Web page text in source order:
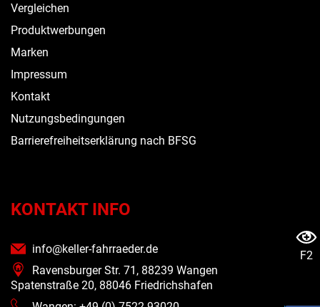
Vergleichen
Produktwerbungen
Marken
Impressum
Kontakt
Nutzungsbedingungen
Barrierefreiheitserklärung nach BFSG
KONTAKT INFO
info@keller-fahrraeder.de
Ravensburger Str. 71, 88239 Wangen
Spatenstraße 20, 88046 Friedrichshafen
F2